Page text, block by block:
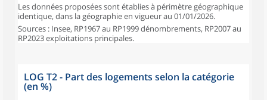
Les données proposées sont établies à périmètre géographique
identique, dans la géographie en vigueur au 01/01/2026.
Sources : Insee, RP1967 au RP1999 dénombrements, RP2007 au
RP2023 exploitations principales.
LOG T2 - Part des logements selon la catégorie
(en %)